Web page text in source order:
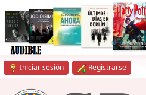
Iniciar sesión Registrarse